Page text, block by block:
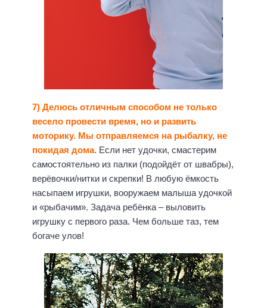
7) Делюсь отличным способом не только
весело провести время, но и развить
моторику. Мы отправляемся на рыбалку, не
покидая дома. Если нет удочки, смастерим
самостоятельно из палки (подойдёт от швабры),
верёвочки/нитки и скрепки! В любую ёмкость
насыпаем игрушки, вооружаем малыша удочкой
и «рыбачим». Задача ребёнка – выловить
игрушку с первого раза. Чем больше таз, тем
богаче улов!